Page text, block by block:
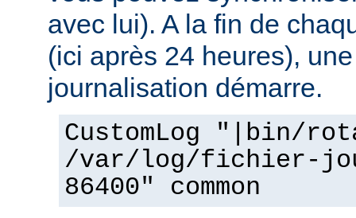
avec lui). A la fin de
(ici après 24 heures),
journalisation démarre.
CustomLog "|bin/
/var/log/fichier-
86400" common